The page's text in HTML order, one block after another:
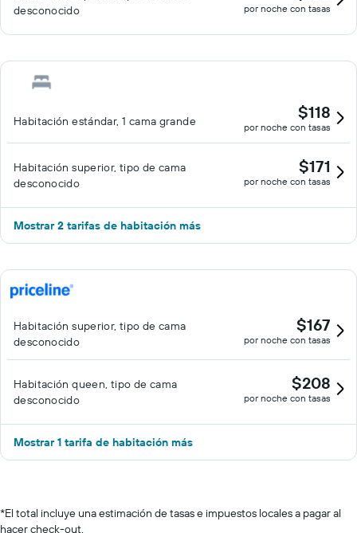
desconocido
por noche con tasas
Habitación estándar, 1 cama grande $118
por noche con tasas
Habitación superior, tipo de cama
desconocido
$171
por noche con tasas
Mostrar 2 tarifas de habitación más
Habitación superior, tipo de cama
desconocido
$167
por noche con tasas
Habitación queen, tipo de cama
desconocido
$208
por noche con tasas
Mostrar 1 tarifa de habitación más
*El total incluye una estimación de tasas e impuestos locales a pagar al
hacer check-out.